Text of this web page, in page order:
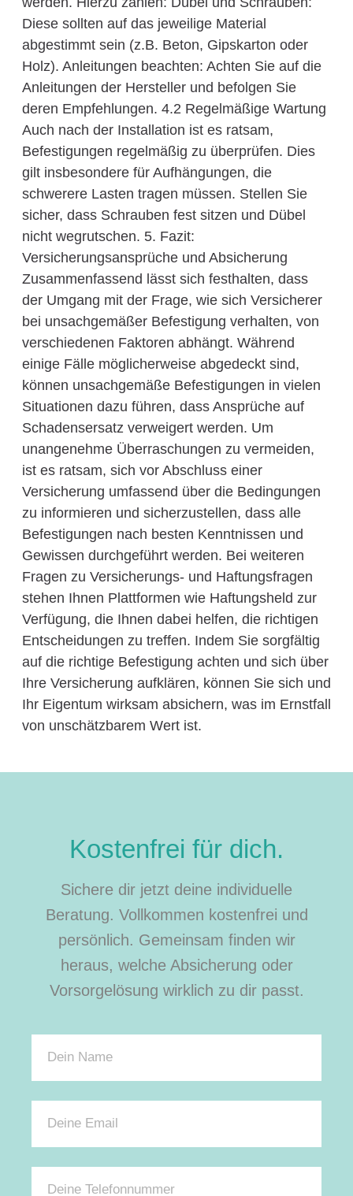
Diese sollten auf das jeweilige Material
abgestimmt sein (z.B. Beton, Gipskarton oder
Holz). Anleitungen beachten: Achten Sie auf die
Anleitungen der Hersteller und befolgen Sie
deren Empfehlungen. 4.2 Regelmäßige Wartung
Auch nach der Installation ist es ratsam,
Befestigungen regelmäßig zu überprüfen. Dies
gilt insbesondere für Aufhängungen, die
schwerere Lasten tragen müssen. Stellen Sie
sicher, dass Schrauben fest sitzen und Dübel
nicht wegrutschen. 5. Fazit:
Versicherungsansprüche und Absicherung
Zusammenfassend lässt sich festhalten, dass
der Umgang mit der Frage, wie sich Versicherer
bei unsachgemäßer Befestigung verhalten, von
verschiedenen Faktoren abhängt. Während
einige Fälle möglicherweise abgedeckt sind,
können unsachgemäße Befestigungen in vielen
Situationen dazu führen, dass Ansprüche auf
Schadensersatz verweigert werden. Um
unangenehme Überraschungen zu vermeiden,
ist es ratsam, sich vor Abschluss einer
Versicherung umfassend über die Bedingungen
zu informieren und sicherzustellen, dass alle
Befestigungen nach besten Kenntnissen und
Gewissen durchgeführt werden. Bei weiteren
Fragen zu Versicherungs- und Haftungsfragen
stehen Ihnen Plattformen wie Haftungsheld zur
Verfügung, die Ihnen dabei helfen, die richtigen
Entscheidungen zu treffen. Indem Sie sorgfältig
auf die richtige Befestigung achten und sich über
Ihre Versicherung aufklären, können Sie sich und
Ihr Eigentum wirksam absichern, was im Ernstfall
von unschätzbarem Wert ist.
Kostenfrei für dich.
Sichere dir jetzt deine individuelle
Beratung. Vollkommen kostenfrei und
persönlich. Gemeinsam finden wir
heraus, welche Absicherung oder
Vorsorgelösung wirklich zu dir passt.